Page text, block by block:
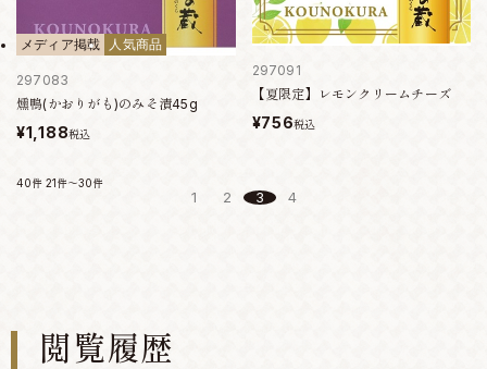
メディア掲載 人気商品
297083
燻鴨(かおりがも)のみそ漬45g
¥1,188税込
297091
【夏限定】レモンクリームチーズ
¥756税込
40件 21件～30件
1 2 3 4
閲覧履歴